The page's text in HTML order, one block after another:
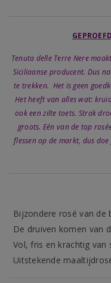
Tenuta delle Terre Nere
Siciliaanse producent. Dus
te trekken. Het is geen
Het heeft van alles wat:
ook een zilte toets. Strak
groots. Eén van de top
flessen op de markt, dus
Bijzondere rosé van de
De druiven komen van
Vol, fris en krachtig van
Uitstekende